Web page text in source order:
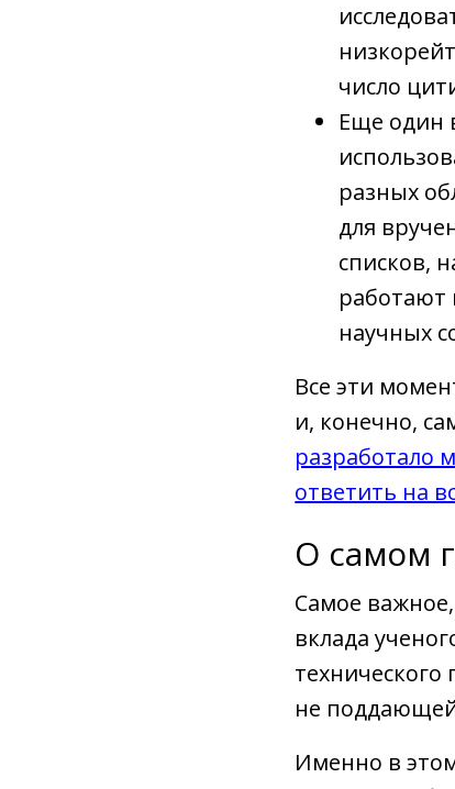
число
Еще один
разных
для
списков,
работают
научных
Все эти
и, конечно,
разработало
ответить на
О самом
Самое
вклада
не
Именно в